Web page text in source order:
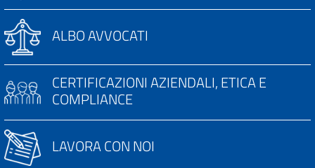
ALBO AVVOCATI
CERTIFICAZIONI AZIENDALI, ETICA E
COMPLIANCE
LAVORA CON NOI